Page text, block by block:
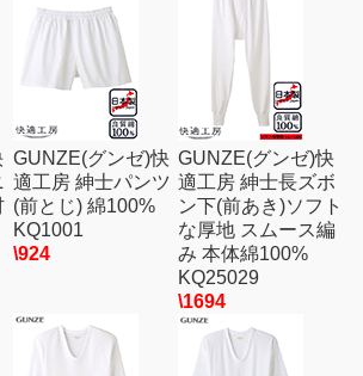
GUNZE(グンゼ)快
適工房 紳士パンツ
(前とじ) 綿100%
KQ1001
\924
GUNZE(グンゼ)快
適工房 紳士長ズボ
ン下(前あき)ソフト
な厚地 スムース編
み 本体綿100%
KQ25029
\1694